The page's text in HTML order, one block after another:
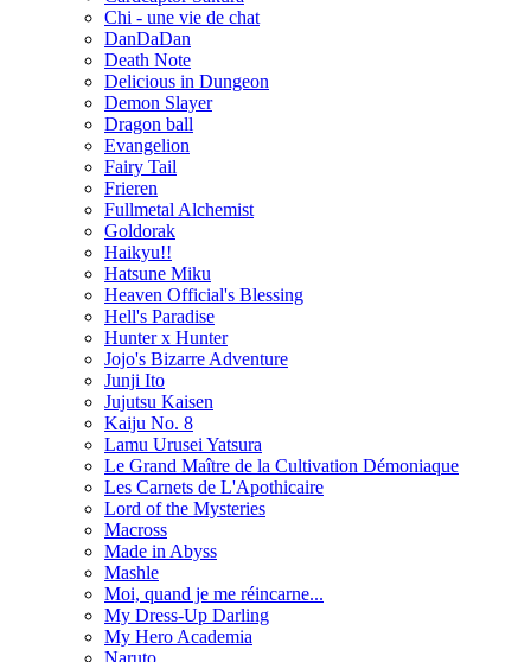
Chi - une vie de chat
DanDaDan
Death Note
Delicious in Dungeon
Demon Slayer
Dragon ball
Evangelion
Fairy Tail
Frieren
Fullmetal Alchemist
Goldorak
Haikyu!!
Hatsune Miku
Heaven Official's Blessing
Hell's Paradise
Hunter x Hunter
Jojo's Bizarre Adventure
Junji Ito
Jujutsu Kaisen
Kaiju No. 8
Lamu Urusei Yatsura
Le Grand Maître de la Cultivation Démoniaque
Les Carnets de L'Apothicaire
Lord of the Mysteries
Macross
Made in Abyss
Mashle
Moi, quand je me réincarne...
My Dress-Up Darling
My Hero Academia
Naruto